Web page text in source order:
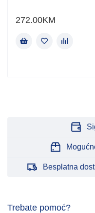
272.00KM
Besplatna
Trebate pomoć?